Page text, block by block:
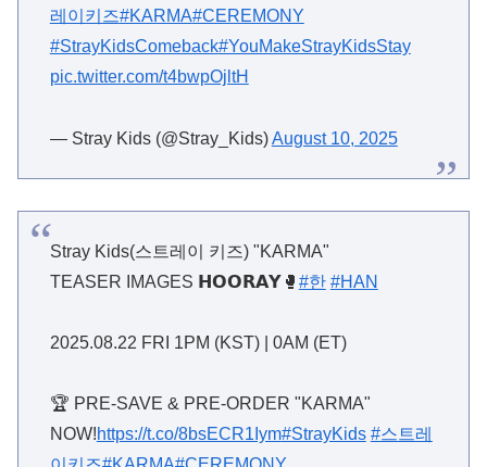
레이키즈#KARMA#CEREMONY
#StrayKidsComeback#YouMakeStrayKidsStay
pic.twitter.com/t4bwpOjltH
— Stray Kids (@Stray_Kids)August 10, 2025
Stray Kids(스트레이 키즈) "KARMA"
TEASER IMAGES 𝗛𝗢𝗢𝗥𝗔𝗬🥊 #한 #HAN
2025.08.22 FRI 1PM (KST) | 0AM (ET)
🏆 PRE-SAVE & PRE-ORDER "KARMA"
NOW!https://t.co/8bsECR1Iym#StrayKids #스트레